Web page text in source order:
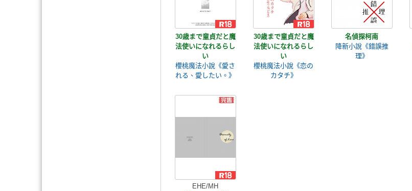
30歳まで童貞だと魔
法使いになれるらし
い
櫻桃魔法小說《愛さ
れる、愛したい。》
30歳まで童貞だと魔
法使いになれるらし
い
櫻桃魔法小說《恋の
カタチ》
名偵探柯南
降新小說《錯誤推
理》
EHE/MH